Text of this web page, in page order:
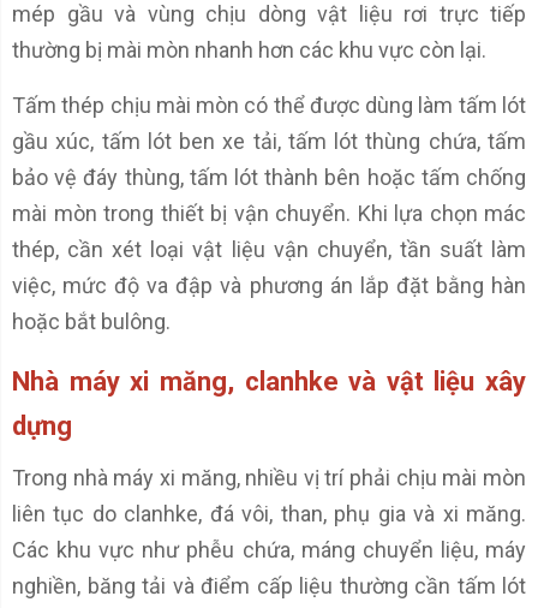
mép gầu và vùng chịu dòng vật liệu rơi trực tiếp
thường bị mài mòn nhanh hơn các khu vực còn lại.
Tấm thép chịu mài mòn có thể được dùng làm tấm lót
gầu xúc, tấm lót ben xe tải, tấm lót thùng chứa, tấm
bảo vệ đáy thùng, tấm lót thành bên hoặc tấm chống
mài mòn trong thiết bị vận chuyển. Khi lựa chọn mác
thép, cần xét loại vật liệu vận chuyển, tần suất làm
việc, mức độ va đập và phương án lắp đặt bằng hàn
hoặc bắt bulông.
Nhà máy xi măng, clanhke và vật liệu xây
dựng
Trong nhà máy xi măng, nhiều vị trí phải chịu mài mòn
liên tục do clanhke, đá vôi, than, phụ gia và xi măng.
Các khu vực như phễu chứa, máng chuyển liệu, máy
nghiền, băng tải và điểm cấp liệu thường cần tấm lót